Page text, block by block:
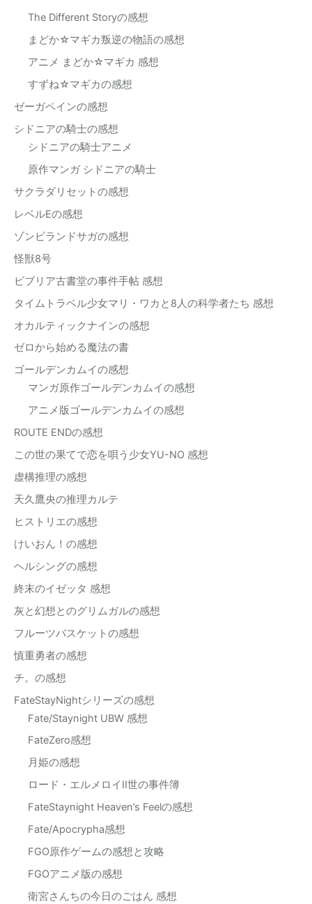
The Different Storyの感想
まどか☆マギカ叛逆の物語の感想
アニメ まどか☆マギカ 感想
すずね☆マギカの感想
ゼーガペインの感想
シドニアの騎士の感想
シドニアの騎士アニメ
原作マンガ シドニアの騎士
サクラダリセットの感想
レベルEの感想
ゾンビランドサガの感想
怪獣8号
ビブリア古書堂の事件手帖 感想
タイムトラベル少女マリ・ワカと8人の科学者たち 感想
オカルティックナインの感想
ゼロから始める魔法の書
ゴールデンカムイの感想
マンガ原作ゴールデンカムイの感想
アニメ版ゴールデンカムイの感想
ROUTE ENDの感想
この世の果てで恋を唄う少女YU-NO 感想
虚構推理の感想
天久鷹央の推理カルテ
ヒストリエの感想
けいおん！の感想
ヘルシングの感想
終末のイゼッタ 感想
灰と幻想とのグリムガルの感想
フルーツバスケットの感想
慎重勇者の感想
チ。の感想
FateStayNightシリーズの感想
Fate/Staynight UBW 感想
FateZero感想
月姫の感想
ロード・エルメロイII世の事件簿
FateStaynight Heaven’s Feelの感想
Fate/Apocrypha感想
FGO原作ゲームの感想と攻略
FGOアニメ版の感想
衛宮さんちの今日のごはん 感想